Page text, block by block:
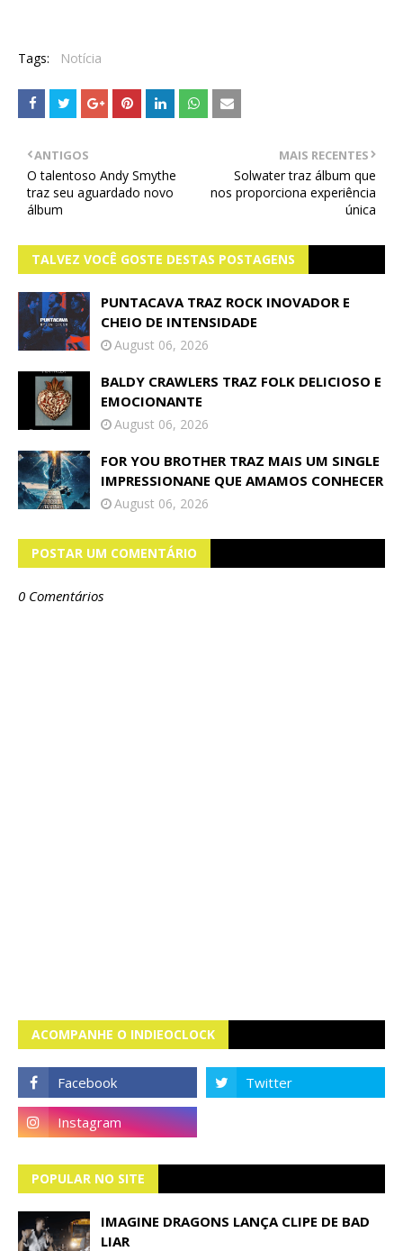
Tags: Notícia
MAIS RECENTES
Solwater traz álbum que
nos proporciona experiência
única
ANTIGOS
O talentoso Andy Smythe
traz seu aguardado novo
álbum
TALVEZ VOCÊ GOSTE DESTAS POSTAGENS
PUNTACAVA TRAZ ROCK INOVADOR E
CHEIO DE INTENSIDADE
August 06, 2026
BALDY CRAWLERS TRAZ FOLK DELICIOSO E
EMOCIONANTE
August 06, 2026
FOR YOU BROTHER TRAZ MAIS UM SINGLE
IMPRESSIONANE QUE AMAMOS CONHECER
August 06, 2026
POSTAR UM COMENTÁRIO
0 Comentários
ACOMPANHE O INDIEOCLOCK
POPULAR NO SITE
IMAGINE DRAGONS LANÇA CLIPE DE BAD
LIAR